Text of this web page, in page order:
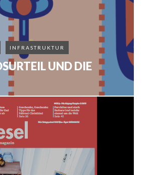
INFRASTRUKTUR
UND DIE